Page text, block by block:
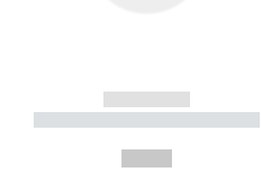
------------
----------- ----------- --------